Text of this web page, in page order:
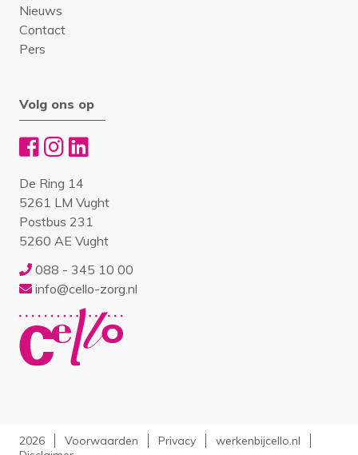
Nieuws
Contact
Pers
Volg ons op
De Ring 14
5261 LM Vught
Postbus 231
5260 AE Vught
088 - 345 10 00
info@cello-zorg.nl
2026 Voorwaarden Privacy
werkenbijcello.nl